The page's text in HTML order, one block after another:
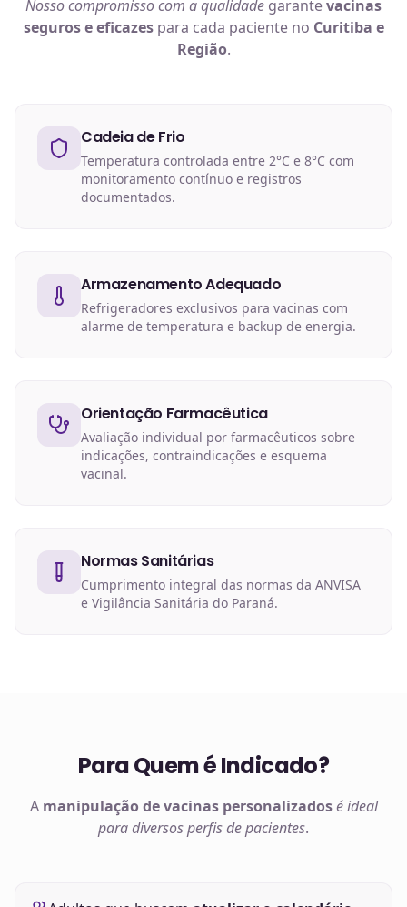
Nosso compromisso com a qualidade garantevacinas
seguros e eficazespara cada paciente no Curitiba e
Região.
Cadeia de Frio
Temperatura controlada entre 2°C e 8°C com
monitoramento contínuo e registros
documentados.
Armazenamento Adequado
Refrigeradores exclusivos para vacinas com
alarme de temperatura e backup de energia.
Orientação Farmacêutica
Avaliação individual por farmacêuticos sobre
indicações, contraindicações e esquema
vacinal.
Normas Sanitárias
Cumprimento integral das normas da ANVISA
e Vigilância Sanitária do Paraná.
Para Quem é Indicado?
A manipulação devacinaspersonalizados é ideal
para diversos perfis de pacientes.